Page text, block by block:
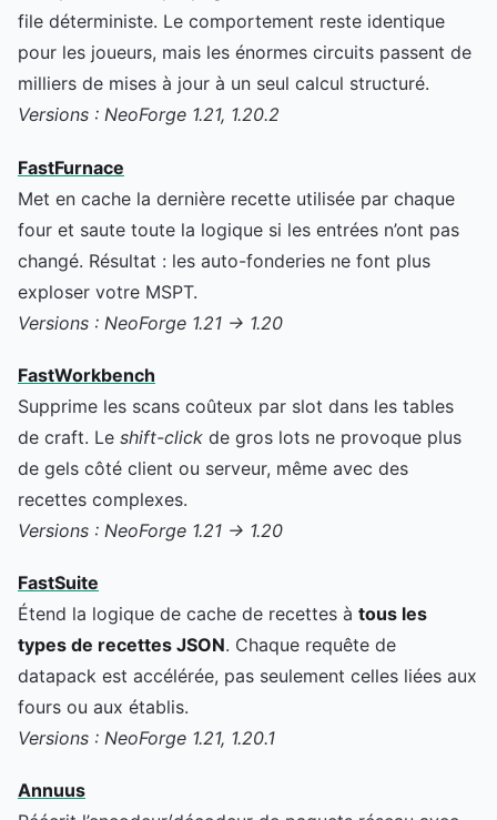
file déterministe. Le comportement reste identique
pour les joueurs, mais les énormes circuits passent de
milliers de mises à jour à un seul calcul structuré.
Versions : NeoForge 1.21, 1.20.2
FastFurnace
Met en cache la dernière recette utilisée par chaque
four et saute toute la logique si les entrées n’ont pas
changé. Résultat : les auto-fonderies ne font plus
exploser votre MSPT.
Versions : NeoForge 1.21 → 1.20
FastWorkbench
Supprime les scans coûteux par slot dans les tables
de craft. Le shift-click de gros lots ne provoque plus
de gels côté client ou serveur, même avec des
recettes complexes.
Versions : NeoForge 1.21 → 1.20
FastSuite
Étend la logique de cache de recettes à tous les
types de recettes JSON. Chaque requête de
datapack est accélérée, pas seulement celles liées aux
fours ou aux établis.
Versions : NeoForge 1.21, 1.20.1
Annuus